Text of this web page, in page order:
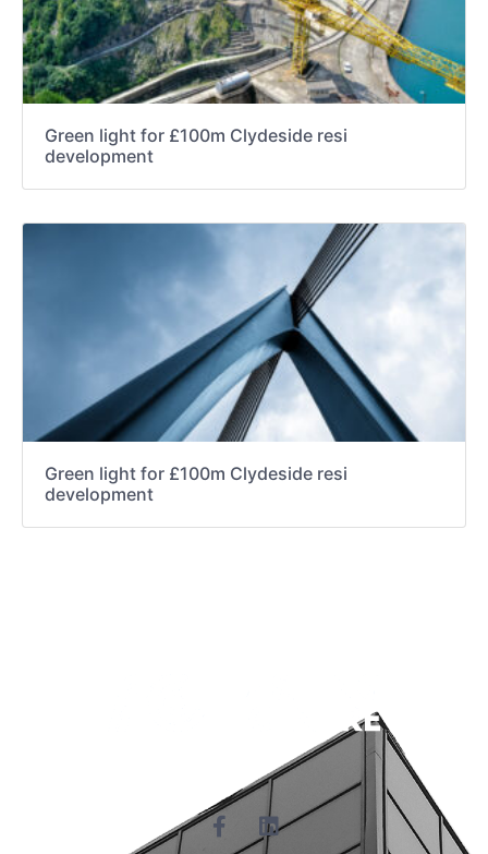
Green light for £100m Clydeside resi
development
Green light for £100m Clydeside resi
development